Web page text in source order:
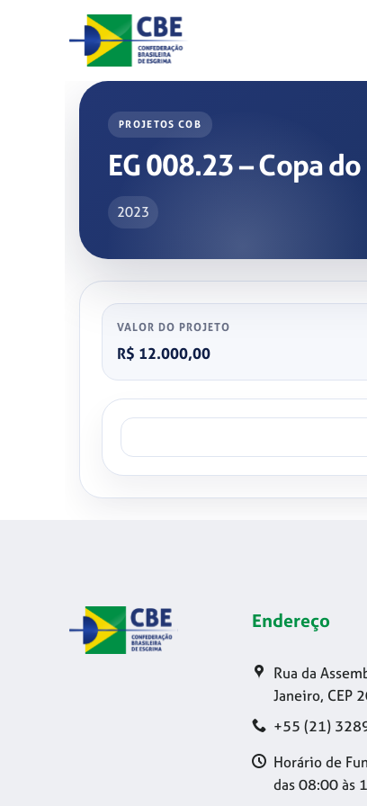
PROJETOS COB
EG 008.23 – Copa
2023
VALOR DO PROJETO
R$ 12.000,00
Endereço
Rua da
Janeiro, CEP
+55 (21)
Horário de
das 08:00 às